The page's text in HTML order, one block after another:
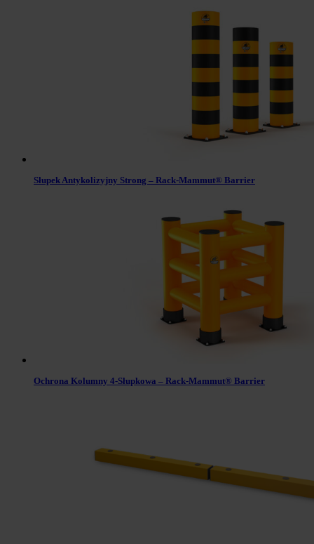
Słupek Antykolizyjny Strong – Rack-Mammut® Barrier
Ochrona Kolumny 4-Słupkowa – Rack-Mammut® Barrier